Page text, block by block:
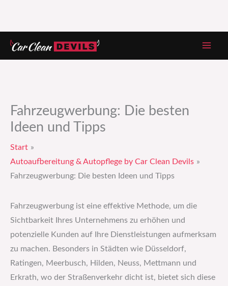
Zum
Inhalt
Fahrzeugwerbung: Die besten
Ideen und Tipps
Start
Autoaufbereitung & Autopflege by Car Clean Devils
Fahrzeugwerbung: Die besten Ideen und Tipps
Fahrzeugwerbung ist eine effektive Methode, um die
Sichtbarkeit Ihres Unternehmens zu erhöhen und
potenzielle Kunden auf Ihre Dienstleistungen aufmerksam
zu machen. Besonders in Städten wie Düsseldorf,
Ratingen, Meerbusch, Hilden, Neuss, Mettmann und
Erkrath, wo der Straßenverkehr dicht ist, bietet sich diese